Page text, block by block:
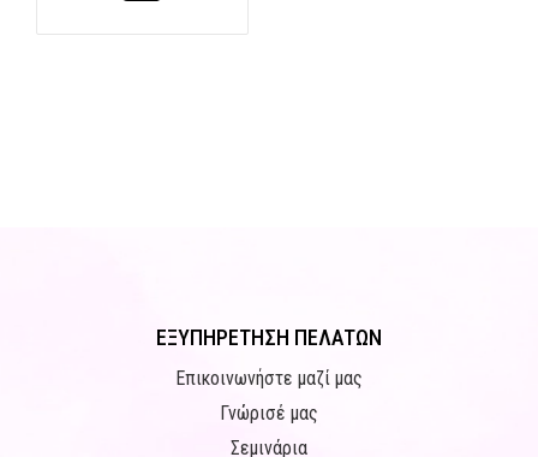
ΕΞΥΠΗΡΕΤΗΣΗ ΠΕΛΑΤΩΝ
Επικοινωνήστε μαζί μας
Γνώρισέ μας
Σεμινάρια